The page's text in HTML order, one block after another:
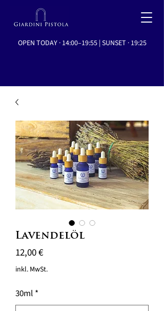
OPEN TODAY · 14:00–19:55 | SUNSET · 19:25
Lavendelöl
12,00 €Preis
inkl. MwSt.
30ml *